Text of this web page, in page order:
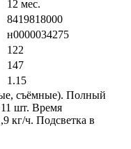
12 мес.
8419818000
н0000034275
122
147
1.15
съёмные). Полный
шт. Время
кг/ч. Подсветка в